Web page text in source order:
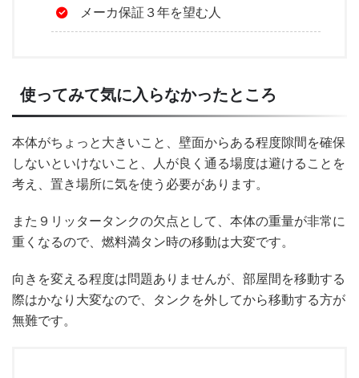
メーカ保証３年を望む人
使ってみて気に入らなかったところ
本体がちょっと大きいこと、壁面からある程度隙間を確保
しないといけないこと、人が良く通る場度は避けることを
考え、置き場所に気を使う必要があります。
また９リッタータンクの欠点として、本体の重量が非常に
重くなるので、燃料満タン時の移動は大変です。
向きを変える程度は問題ありませんが、部屋間を移動する
際はかなり大変なので、タンクを外してから移動する方が
無難です。